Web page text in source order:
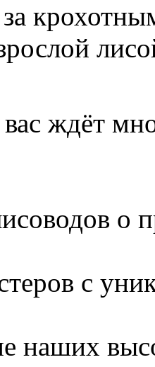
ждёт
о
с
наших